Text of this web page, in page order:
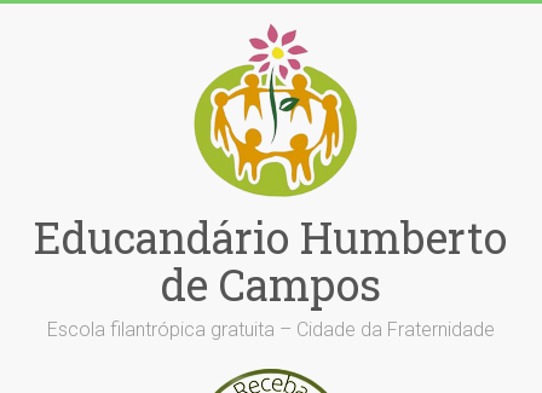
Educandário Humberto
de Campos
Escola filantrópica gratuita – Cidade da Fraternidade